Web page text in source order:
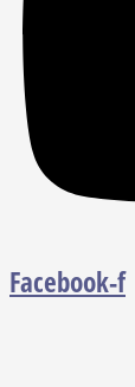
Facebook-f